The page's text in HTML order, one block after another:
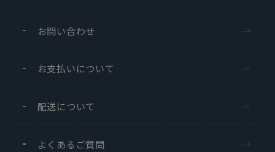
お問い合わせ
お支払いについて
配送について
よくあるご質問